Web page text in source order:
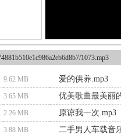
1073.mp3
9.62 MB
爱的供养.mp3
3.65 MB
优美歌曲最美丽
2.26 MB
原谅我一次.mp3
3.88 MB
二手男人车载音